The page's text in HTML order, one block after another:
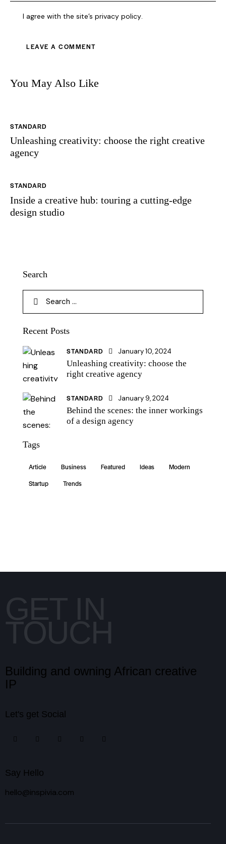
I agree with the site’sprivacy policy.
You May Also Like
STANDARD
Unleashing creativity: choose the right creative
agency
STANDARD
Inside a creative hub: touring a cutting-edge
design studio
Search
Recent Posts
STANDARD January 10, 2024
Unleashing creativity: choose the
right creative agency
STANDARD January 9, 2024
Behind the scenes: the inner workings
of a design agency
Tags
Article Business Featured Ideas
Modern
Startup
Trends
Building and owning African creative
IP
Let's get Social
Say Hello
hello@inspivia.com